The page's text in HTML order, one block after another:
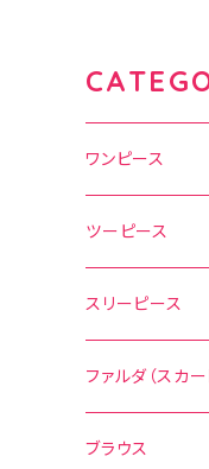
ワンピース
水玉
花柄
無地
その他の柄
ツーピース
水玉
花柄
無地
スリーピース
ファルダ（スカー
水玉
ブラウス